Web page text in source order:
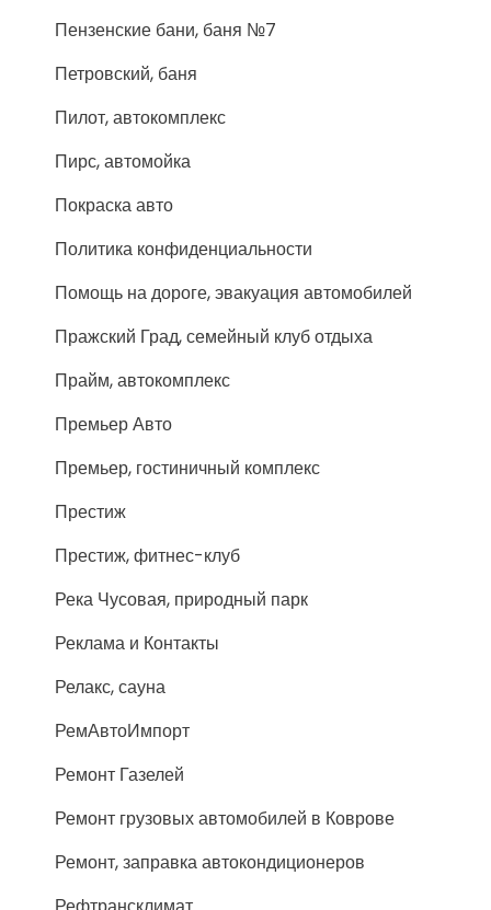
Пензенские бани, баня №7
Петровский, баня
Пилот, автокомплекс
Пирс, автомойка
Покраска авто
Политика конфиденциальности
Помощь на дороге, эвакуация автомобилей
Пражский Град, семейный клуб отдыха
Прайм, автокомплекс
Премьер Авто
Премьер, гостиничный комплекс
Престиж
Престиж, фитнес-клуб
Река Чусовая, природный парк
Реклама и Контакты
Релакс, сауна
РемАвтоИмпорт
Ремонт Газелей
Ремонт грузовых автомобилей в Коврове
Ремонт, заправка автокондиционеров